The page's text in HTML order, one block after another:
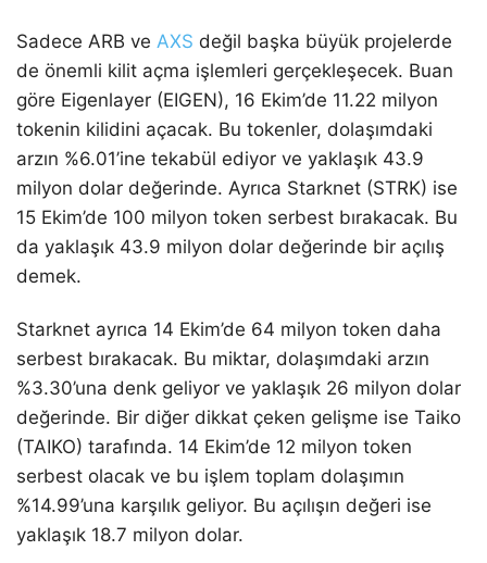
Sadece ARB ve AXS değil başka büyük projelerde
de önemli kilit açma işlemleri gerçekleşecek. Buan
göre Eigenlayer (EIGEN), 16 Ekim’de 11.22 milyon
tokenin kilidini açacak. Bu tokenler, dolaşımdaki
arzın %6.01’ine tekabül ediyor ve yaklaşık 43.9
milyon dolar değerinde. Ayrıca Starknet (STRK) ise
15 Ekim’de 100 milyon token serbest bırakacak. Bu
da yaklaşık 43.9 milyon dolar değerinde bir açılış
demek.
Starknet ayrıca 14 Ekim’de 64 milyon token daha
serbest bırakacak. Bu miktar, dolaşımdaki arzın
%3.30’una denk geliyor ve yaklaşık 26 milyon dolar
değerinde. Bir diğer dikkat çeken gelişme ise Taiko
(TAIKO) tarafında. 14 Ekim’de 12 milyon token
serbest olacak ve bu işlem toplam dolaşımın
%14.99’una karşılık geliyor. Bu açılışın değeri ise
yaklaşık 18.7 milyon dolar.